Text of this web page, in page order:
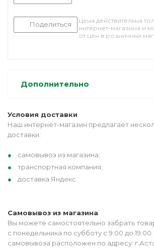
Поделиться
Цена действительна
интернет-магазина и
от цен в розничных
Дополнительно
Условия доставки
Наш интернет-магазин предлагает
доставки:
самовывоз из магазина;
транспортная компания;
доставка Яндекс.
Самовывоз из магазина
Вы можете самостоятельно забрать
с понедельника по субботу с 9:00 до
самовывоза расположен по адресу: